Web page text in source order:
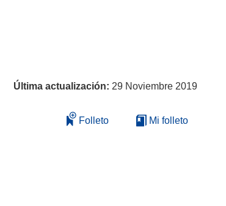
Última actualización: 29 Noviembre 2019
Folleto Mi folleto